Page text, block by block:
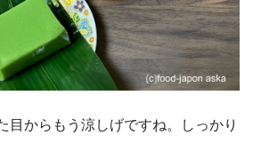
目からもう涼しげですね。しっかり